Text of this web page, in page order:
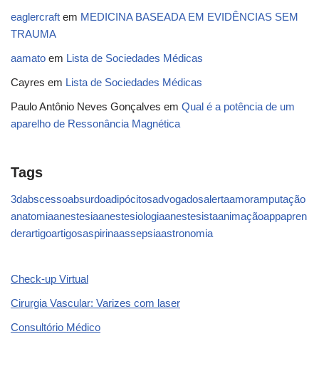
eaglercraft em MEDICINA BASEADA EM EVIDÊNCIAS SEM
TRAUMA
aamato em Lista de Sociedades Médicas
Cayres em Lista de Sociedades Médicas
Paulo Antônio Neves Gonçalves em Qual é a potência de um
aparelho de Ressonância Magnética
Tags
3dabscessoabsurdoadipócitosadvogadosalertaamoramputação
anatomiaanestesiaanestesiologiaanestesistaanimaçãoappapren
derartigoartigosaspirinaassepsiaastronomia
Check-up Virtual
Cirurgia Vascular: Varizes com laser
Consultório Médico